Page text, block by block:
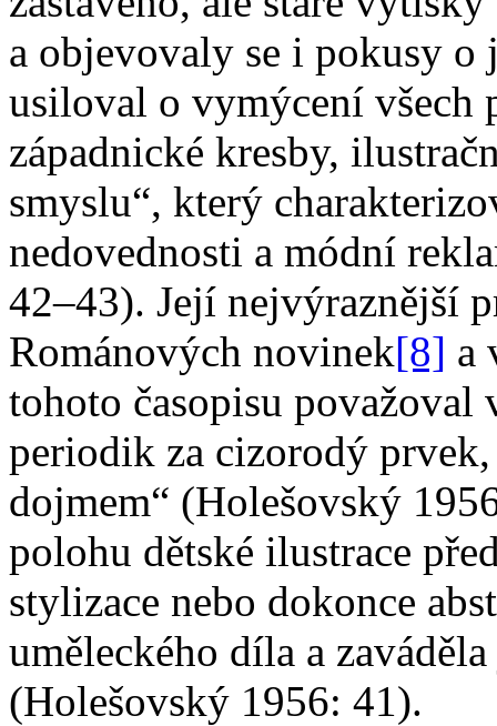
a objevovaly se i pokusy
usiloval o vymýcení všech
západnické kresby,
smyslu“, který
nedovednosti a módní
42–43). Její nejvýraznější
Románových novinek[8] a
tohoto časopisu považoval
periodik za cizorodý
dojmem“ (Holešovský
polohu dětské ilustrace
stylizace nebo dokonce
uměleckého díla a
(Holešovský 1956: 41).